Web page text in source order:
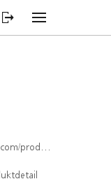
CH1572294705